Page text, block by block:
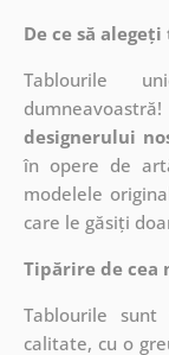
De ce să
Tablourile
designerului
în opere de
modelele
care le găsiți
Tipărire de
Tablourile
calitate, cu o